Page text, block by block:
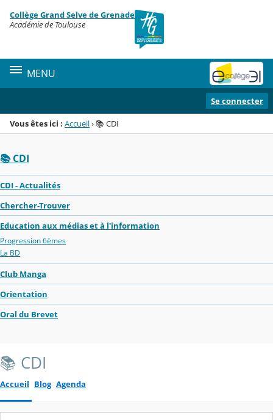
Menu de la rubrique
Contenu
Collège Grand Selve de Grenade
Académie de Toulouse
MENU
Se connecter
Vous êtes ici : Accueil›📚 CDI
📚 CDI
CDI - Actualités
Chercher-Trouver
Education aux médias et à l'information
Progression 6èmes
La BD
Club Manga
Orientation
Oral du Brevet
📚 CDI
Accueil Blog Agenda